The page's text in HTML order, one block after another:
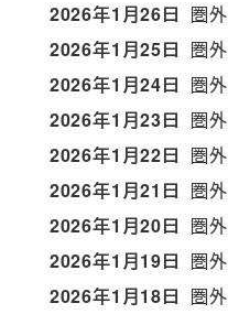
2026年1月26日 圏外
2026年1月25日 圏外
2026年1月24日 圏外
2026年1月23日 圏外
2026年1月22日 圏外
2026年1月21日 圏外
2026年1月20日 圏外
2026年1月19日 圏外
2026年1月18日 圏外